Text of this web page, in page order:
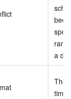
a
The
time